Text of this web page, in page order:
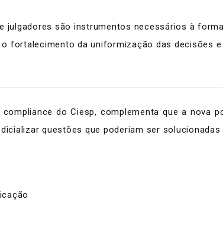
julgadores são instrumentos necessários à
fortalecimento da uniformização das decisões
do Ciesp, complementa que a nova
questões que poderiam ser